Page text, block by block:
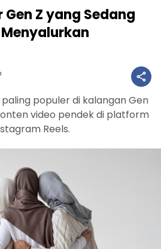
Gen Z yang Sedang
populer di kalangan Gen
video pendek di platform
Reels.